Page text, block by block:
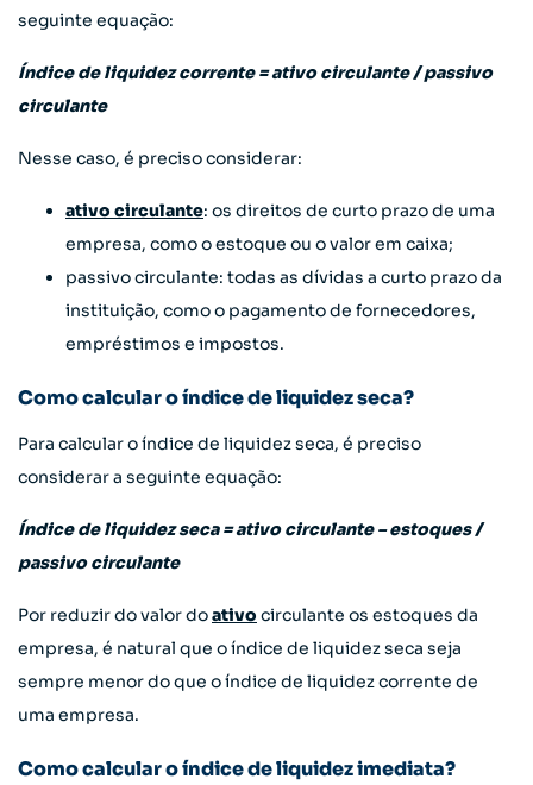
seguinte equação:
Índice de liquidez corrente = ativo circulante / passivo
circulante
Nesse caso, é preciso considerar:
ativo circulante: os direitos de curto prazo de uma
empresa, como o estoque ou o valor em caixa;
passivo circulante: todas as dívidas a curto prazo da
instituição, como o pagamento de fornecedores,
empréstimos e impostos.
Como calcular o índice de liquidez seca?
Para calcular o índice de liquidez seca, é preciso
considerar a seguinte equação:
Índice de liquidez seca = ativo circulante – estoques /
passivo circulante
Por reduzir do valor doativo circulante os estoques da
empresa, é natural que o índice de liquidez seca seja
sempre menor do que o índice de liquidez corrente de
uma empresa.
Como calcular o índice de liquidez imediata?